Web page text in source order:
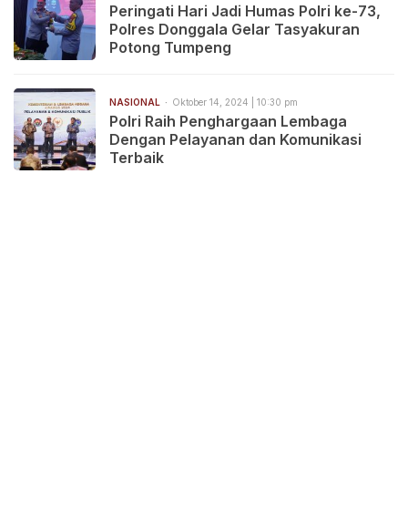
Peringati Hari Jadi Humas Polri ke-73,
Polres Donggala Gelar Tasyakuran
Potong Tumpeng
NASIONAL Oktober 14, 2024 | 10:30 pm
Polri Raih Penghargaan Lembaga
Dengan Pelayanan dan Komunikasi
Terbaik